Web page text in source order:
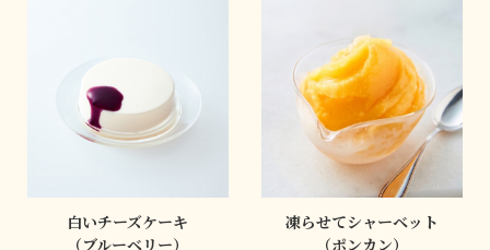
白いチーズケーキ
（ブルーベリー）
凍らせてシャーベット
（ポンカン）